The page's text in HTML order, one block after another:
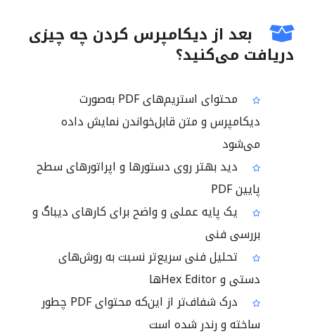
بعد از دیکامپرس کردن چه چیزی
دریافت می‌کنید؟
محتوای استریم‌های PDF به‌صورت
دیکامپرس و متن قابل‌خواندن نمایش داده
می‌شود
دید بهتر روی دستورها و اپراتورهای سطح
پایین PDF
یک پایه عملی و واضح برای کارهای دیباگ و
بررسی فنی
تحلیل فنی سریع‌تر نسبت به روش‌های
دستی و Hex Editorها
درک شفاف‌تر از این‌که محتوای PDF چطور
ساخته و رندر شده است